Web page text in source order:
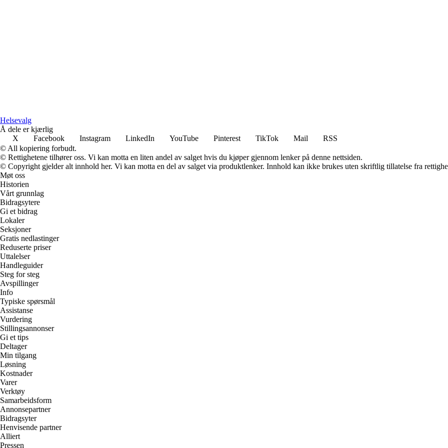
Helsevalg
Å dele er kjærlig
X
Facebook Instagram LinkedIn YouTube Pinterest TikTok Mail
RSS
© All kopiering forbudt.
© Rettighetene tilhører oss. Vi kan motta en liten andel av salget hvis du kjøper gjennom lenker på denne nettsiden.
© Copyright gjelder alt innhold her. Vi kan motta en del av salget via produktlenker. Innhold kan ikke brukes uten skriftlig tillatelse fra
Møt oss
Historien
Vårt grunnlag
Bidragsytere
Gi et bidrag
Lokaler
Seksjoner
Gratis nedlastinger
Reduserte priser
Uttalelser
Handleguider
Steg for steg
Avspillinger
Info
Typiske spørsmål
Assistanse
Vurdering
Stillingsannonser
Gi et tips
Deltager
Min tilgang
Løsning
Kostnader
Varer
Verktøy
Samarbeidsform
Annonsepartner
Bidragsyter
Henvisende partner
Alliert
Pressen